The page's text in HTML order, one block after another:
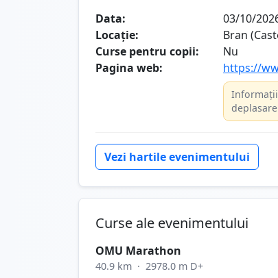
Data:
03/10/
Locație:
Bran
Curse pentru copii:
Nu
Pagina web:
https://
Vezi hartile evenimentului
Curse ale evenimentului
OMU Marathon
40.9 km · 2978.0 m D+